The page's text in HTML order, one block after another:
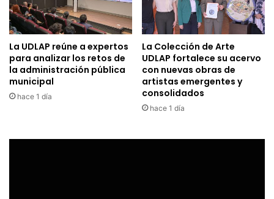
La UDLAP reúne a expertos
para analizar los retos de
la administración pública
municipal
hace 1 día
La Colección de Arte
UDLAP fortalece su acervo
con nuevas obras de
artistas emergentes y
consolidados
hace 1 día